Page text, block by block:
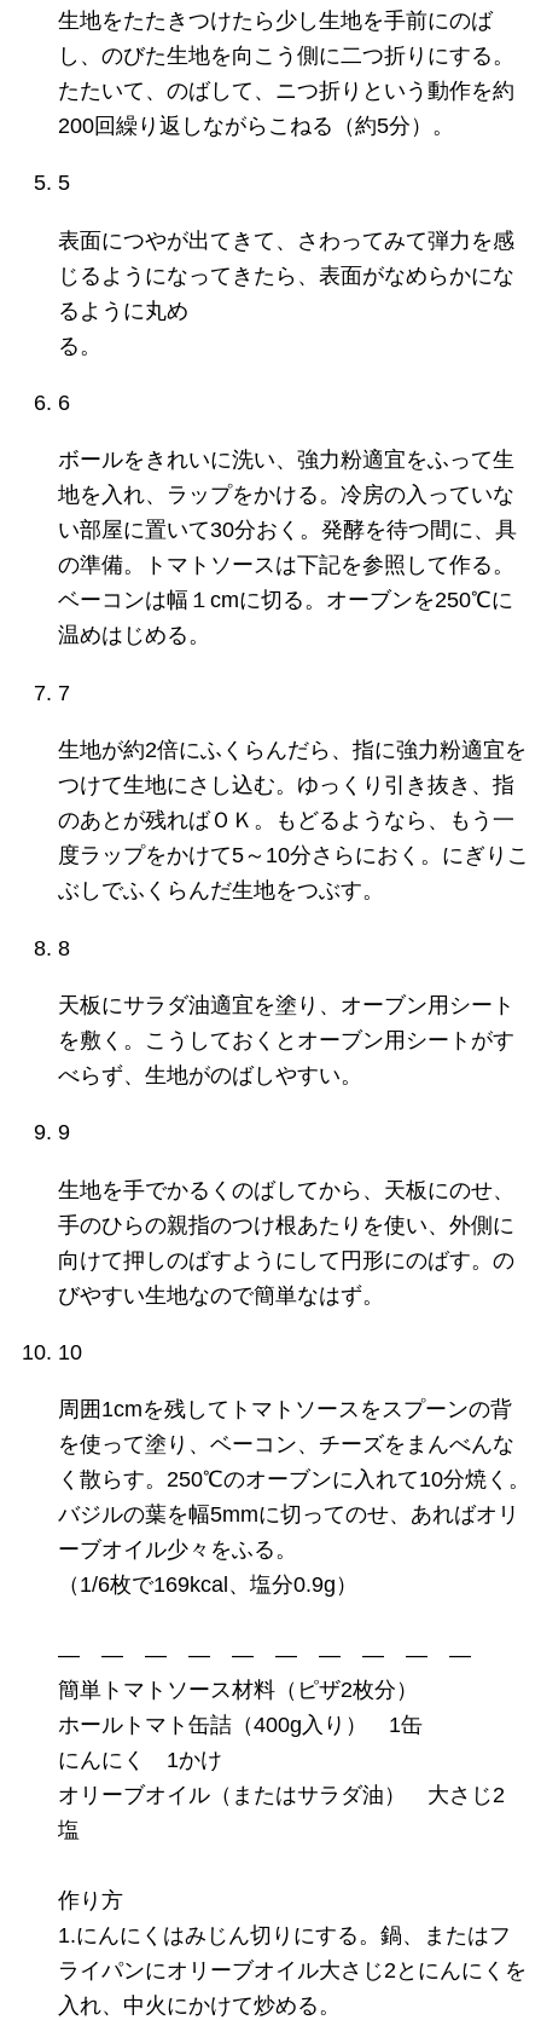
生地をたたきつけたら少し生地を手前にのば
し、のびた生地を向こう側に二つ折りにする。
たたいて、のばして、ニつ折りという動作を約
200回繰り返しながらこねる（約5分）。
5
表面につやが出てきて、さわってみて弾力を感
じるようになってきたら、表面がなめらかにな
るように丸め
る。
6
ボールをきれいに洗い、強力粉適宜をふって生
地を入れ、ラップをかける。冷房の入っていな
い部屋に置いて30分おく。発酵を待つ間に、具
の準備。トマトソースは下記を参照して作る。
ベーコンは幅１cmに切る。オーブンを250℃に
温めはじめる。
7
生地が約2倍にふくらんだら、指に強力粉適宜を
つけて生地にさし込む。ゆっくり引き抜き、指
のあとが残ればＯＫ。もどるようなら、もう一
度ラップをかけて5～10分さらにおく。にぎりこ
ぶしでふくらんだ生地をつぶす。
8
天板にサラダ油適宜を塗り、オーブン用シート
を敷く。こうしておくとオーブン用シートがす
べらず、生地がのばしやすい。
9
生地を手でかるくのばしてから、天板にのせ、
手のひらの親指のつけ根あたりを使い、外側に
向けて押しのばすようにして円形にのばす。の
びやすい生地なので簡単なはず。
10
周囲1cmを残してトマトソースをスプーンの背
を使って塗り、ベーコン、チーズをまんべんな
く散らす。250℃のオーブンに入れて10分焼く。
バジルの葉を幅5mmに切ってのせ、あればオリ
ーブオイル少々をふる。
（1/6枚で169kcal、塩分0.9g）
— — — — — — — — — —
簡単トマトソース材料（ピザ2枚分）
ホールトマト缶詰（400g入り） 1缶
にんにく 1かけ
オリーブオイル（またはサラダ油） 大さじ2
塩
作り方
1.にんにくはみじん切りにする。鍋、またはフ
ライパンにオリーブオイル大さじ2とにんにくを
入れ、中火にかけて炒める。